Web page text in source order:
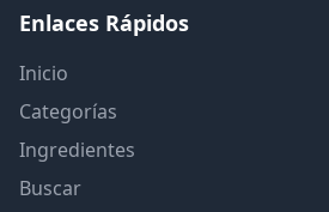
Enlaces Rápidos
Inicio
Categorías
Ingredientes
Buscar